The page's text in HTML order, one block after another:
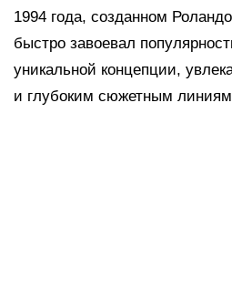
1994 года, созданном
быстро завоевал
уникальной концепции,
и глубоким сюжетным